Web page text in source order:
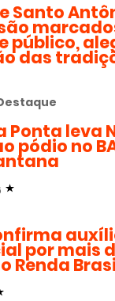
Santo
público,
das
Ponta leva
pódio no
por mais
Renda